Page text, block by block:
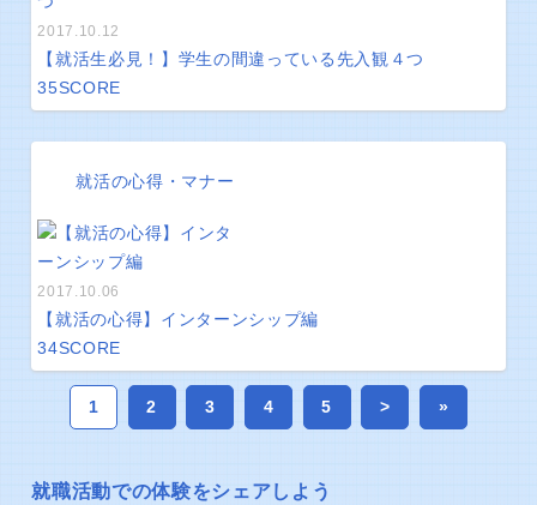
2017.10.12
【就活生必見！】学生の間違っている先入観４つ
35SCORE
就活の心得・マナー
2017.10.06
【就活の心得】インターンシップ編
34SCORE
1 2 3 4 5 > »
就職活動での体験をシェアしよう